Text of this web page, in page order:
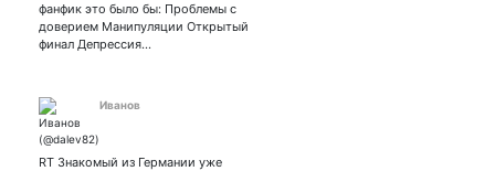
фанфик это было бы: Проблемы с
доверием Манипуляции Открытый
финал Депрессия…
Иванов
RT Знакомый из Германии уже